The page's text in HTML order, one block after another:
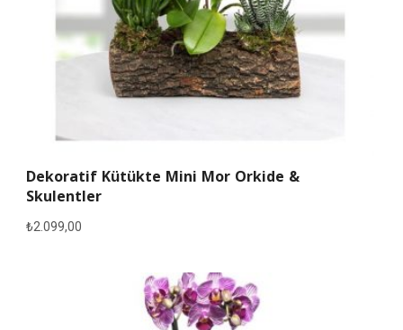
Dekoratif Kütükte Mini Mor Orkide &
Skulentler
₺2.099,00